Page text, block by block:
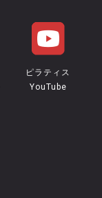
ピラティス
YouTube